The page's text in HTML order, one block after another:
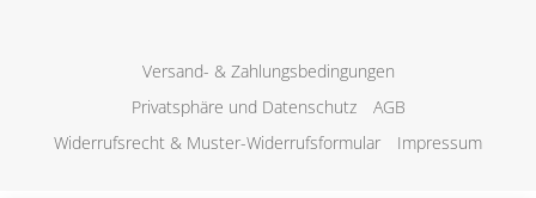
Versand- & Zahlungsbedingungen
Privatsphäre und Datenschutz
AGB
Widerrufsrecht & Muster-Widerrufsformular
Impressum